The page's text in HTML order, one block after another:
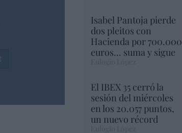
Isabel Pantoja pierde
dos pleitos con
Hacienda por 700.000
euros... suma y sigue
El IBEX 35 cerró la
sesión del miércoles
en los 20.057 puntos,
un nuevo récord